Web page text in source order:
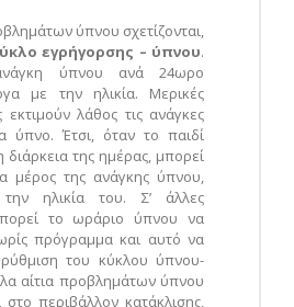
ύπνου σχετίζονται,
εγρήγορσης – ύπνου.
ύπνου ανά 24ωρο
με την ηλικία. Μερικές
εκτιμούν λάθος τις ανάγκες
ύπνο. Έτσι, όταν το παιδί
διάρκεια της ημέρας, μπορεί
μέρος της ανάγκης ύπνου,
ηλικία του. Σ’ άλλες
το ωράριο ύπνου να
πρόγραμμα και αυτό να
του κύκλου ύπνου-
αίτια προβλημάτων ύπνου
στο περιβάλλον κατάκλισης,